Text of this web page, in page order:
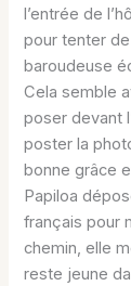
l’entrée de
pour tenter
baroudeuse
Cela semble
poser devant
poster la
bonne grâce
Papiloa
français pour
chemin, elle
reste jeune